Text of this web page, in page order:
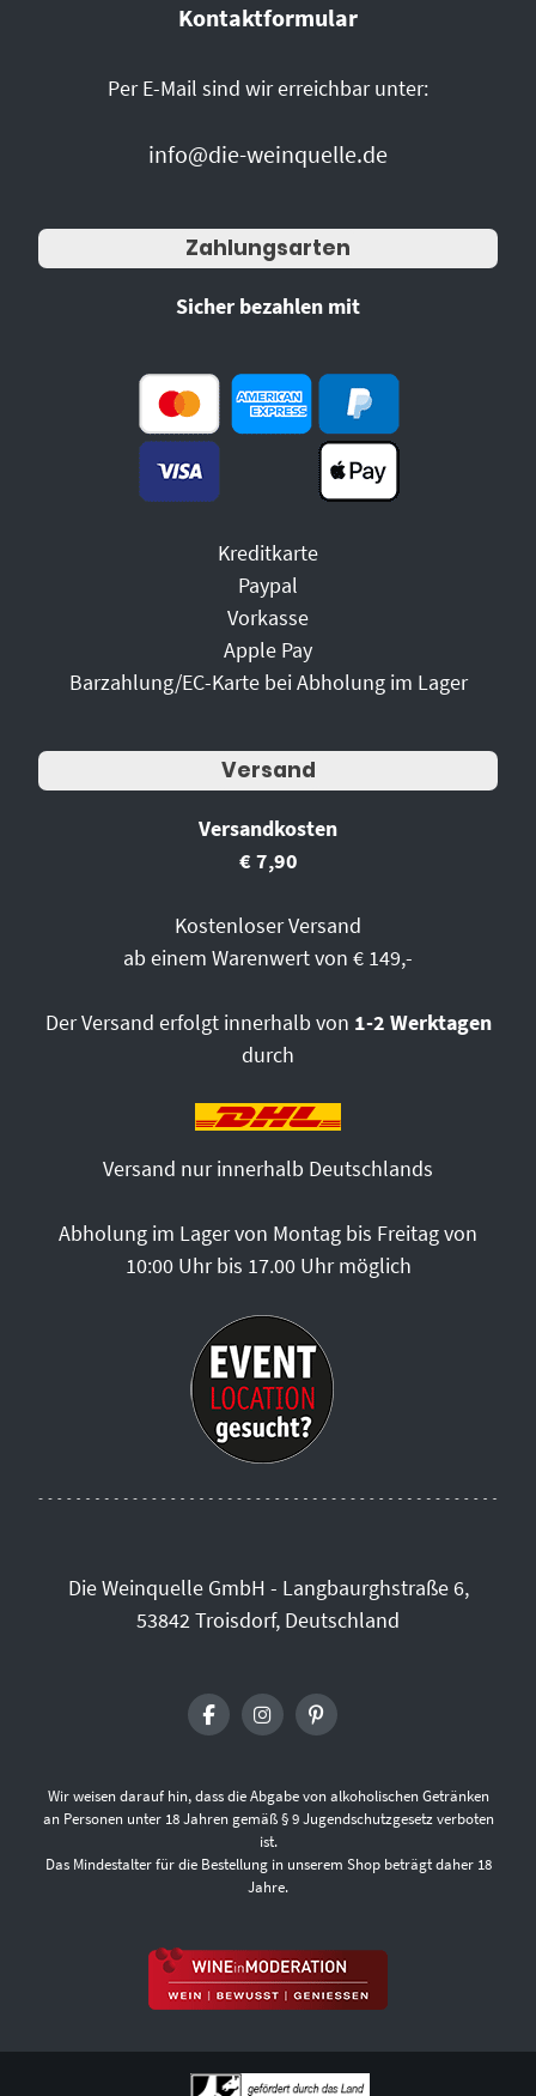
Kontaktformular
Per E-Mail sind wir erreichbar unter:
info@die-weinquelle.de
Zahlungsarten
Sicher bezahlen mit
Kreditkarte
Paypal
Vorkasse
Apple Pay
Barzahlung/EC-Karte bei Abholung im Lager
Versand
Versandkosten
€ 7,90
Kostenloser Versand
ab einem Warenwert von € 149,-
Der Versand erfolgt innerhalb von 1-2 Werktagen
durch
Versand nur innerhalb Deutschlands
Abholung im Lager von Montag bis Freitag von
10:00 Uhr bis 17.00 Uhr möglich
Die Weinquelle GmbH - Langbaurghstraße 6,
53842 Troisdorf, Deutschland
Wir weisen darauf hin, dass die Abgabe von alkoholischen Getränken
an Personen unter 18 Jahren gemäß § 9 Jugendschutzgesetz verboten
ist.
Das Mindestalter für die Bestellung in unserem Shop beträgt daher 18
Jahre.